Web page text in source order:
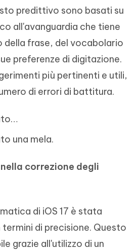
predittivo sono basati su
all'avanguardia che tiene
frase, del vocabolario
preferenze di digitazione.
più pertinenti e utili,
di errori di battitura.
una mela.
correzione degli
di iOS 17 è stata
di precisione. Questo
grazie all'utilizzo di un